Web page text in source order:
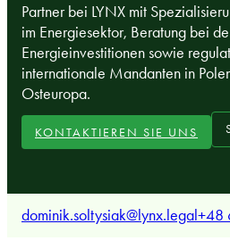
Partner bei LYNX mit
im Energiesektor, Beratung bei
Energieinvestitionen sowie
internationale Mandanten in
Osteuropa.
KONTAKTIEREN SIE UNS
dominik.soltysiak@lynx.legal+48